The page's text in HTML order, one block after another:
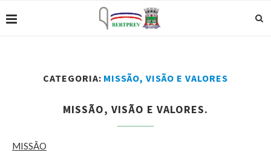
CATEGORIA: MISSÃO, VISÃO E VALORES
MISSÃO, VISÃO E VALORES.
MISSÃO